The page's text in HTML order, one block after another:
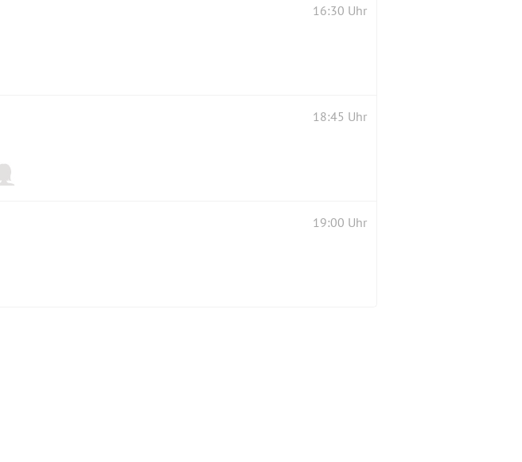
16:30 Uhr
18:45 Uhr
19:00 Uhr